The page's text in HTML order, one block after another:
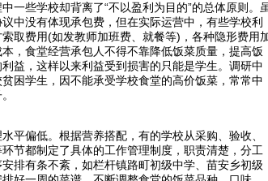
一些学校却背离了“不以盈利为目的”的总体原则。
中没有体现承包费，但在实际运营中，有些学校利
取费用(如发教师加班费、就餐等) ，各种隐形费用
，食堂经营承包人不得不靠降低饭菜质量，提高饭
益，这样以来利益受到损害的只能是学生。调研中
困学生，因不能承受学校食堂的高价饭菜，常常中
偏低。根据营养搭配，有的学校从采购、验收、
节都制定了具体的工作管理制度，职责清楚，分工
排有条不紊，如栏杆镇路町初级中学、苗安乡初级